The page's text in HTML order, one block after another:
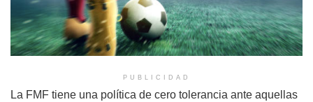
PUBLICIDAD
La FMF tiene una política de cero tolerancia ante aquellas